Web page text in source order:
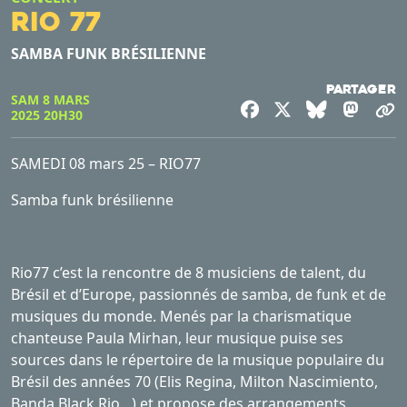
RIO 77
SAMBA FUNK BRÉSILIENNE
SAM 8 MARS
2025 20H30
Partager
FacebookBluesky
SAMEDI 08 mars 25 – RIO77
Samba funk brésilienne
Rio77 c’est la rencontre de 8 musiciens de talent, du
Brésil et d’Europe, passionnés de samba, de funk et de
musiques du monde. Menés par la charismatique
chanteuse Paula Mirhan, leur musique puise ses
sources dans le répertoire de la musique populaire du
Brésil des années 70 (Elis Regina, Milton Nascimiento,